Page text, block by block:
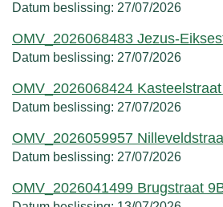
Datum beslissing: 27/07/2026
OMV_2026068483 Jezus-
Datum beslissing: 27/07/2026
OMV_2026068424
Datum beslissing: 27/07/2026
OMV_2026059957
Datum beslissing: 27/07/2026
OMV_2026041499 Brugstraat